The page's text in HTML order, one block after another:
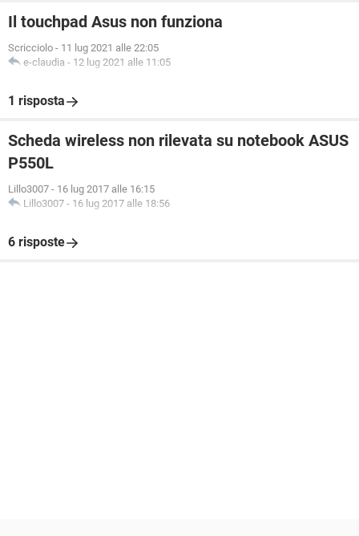
Il touchpad Asus non funziona
Scricciolo - 11 lug 2021 alle 22:05
e-claudia - 12 lug 2021 alle 11:05
1 risposta
Scheda wireless non rilevata su notebook ASUS
P550L
Lillo3007 - 16 lug 2017 alle 16:15
Lillo3007 - 16 lug 2017 alle 18:56
6 risposte